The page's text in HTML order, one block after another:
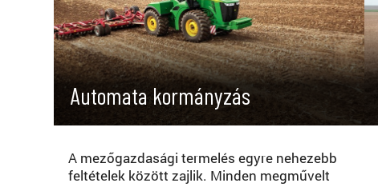
Automata kormányzás
A mezőgazdasági termelés egyre nehezebb
feltételek között zajlik. Minden megművelt